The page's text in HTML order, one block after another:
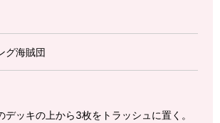
グ海賊団
デッキの上から3枚をトラッシュに置く。